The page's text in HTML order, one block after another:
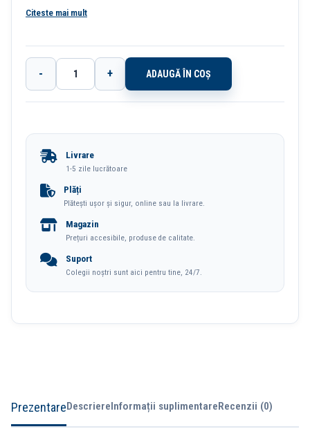
apasari. Ecran cu protectie acrilica. Picioare anti-alunecare in 2
Citeste mai mult
Cantitate
Calculator
Alb-
Albastru
Deli
- + ADAUGĂ ÎN COȘ
Livrare
1-5 zile lucrătoare
Plăți
Plătești ușor și sigur, online sau la livrare.
Magazin
Prețuri accesibile, produse de calitate.
Suport
Colegii noștri sunt aici pentru tine, 24/7.
PrezentareDescriereInformații suplimentareRecenzii (0)